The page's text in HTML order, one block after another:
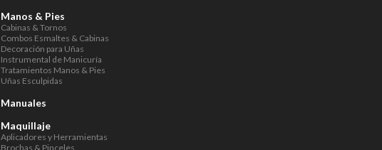
Manos & Pies
Cabinas & Tornos
Combos Esmaltes & Cabinas
Decoración para Uñas
Instrumental de Manicuría
Tratamientos Manos & Pies
Uñas Esculpidas
Manuales
Maquillaje
Aplicadores y Herramientas
Brochas & Pinceles